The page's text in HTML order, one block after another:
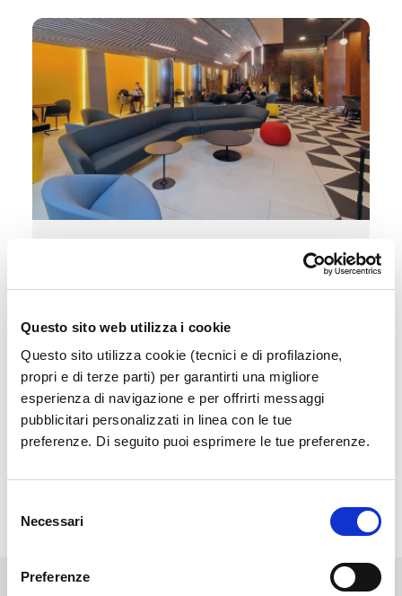
Questo sito web utilizza i cookie
Questo sito utilizza cookie (tecnici e di profilazione,
propri e di terze parti) per garantirti una migliore
esperienza di navigazione e per offrirti messaggi
pubblicitari personalizzati in linea con le tue
preferenze. Di seguito puoi esprimere le tue preferenze.
delNecessari
Preferenze
Scopri di più